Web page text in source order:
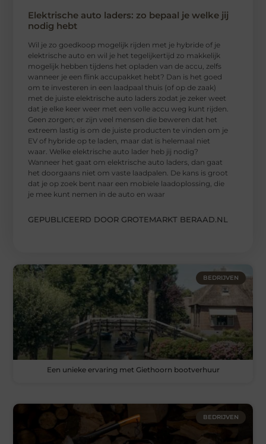
Elektrische auto laders: zo bepaal je welke jij
nodig hebt
Wil je zo goedkoop mogelijk rijden met je hybride of je
elektrische auto en wil je het tegelijkertijd zo makkelijk
mogelijk hebben tijdens het opladen van de accu, zelfs
wanneer je een flink accupakket hebt? Dan is het goed
om te investeren in een laadpaal thuis (of op de zaak)
met de juiste elektrische auto laders zodat je zeker weet
dat je elke keer weer met een volle accu weg kunt rijden.
Geen zorgen; er zijn veel mensen die beweren dat het
extreem lastig is om de juiste producten te vinden om je
EV of hybride op te laden, maar dat is helemaal niet
waar. Welke elektrische auto lader heb jij nodig?
Wanneer het gaat om elektrische auto laders, dan gaat
het doorgaans niet om vaste laadpalen. De kans is groot
dat je op zoek bent naar een mobiele laadoplossing, die
je mee kunt nemen in de auto en waar
GEPUBLICEERD DOOR GROTEMARKT BERAAD.NL
BEDRIJVEN
Een unieke ervaring met Giethoorn bootverhuur
BEDRIJVEN